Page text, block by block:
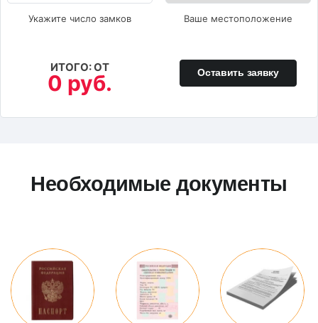
Укажите число замков Ваше местоположение
ИТОГО: ОТ
0 руб. Оставить заявку
Необходимые документы